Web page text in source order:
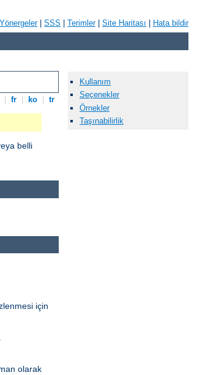
Yönergeler| SSS Terimler| Site Haritası Hata bildir
fr ko tr
belli
için
olarak
Kullanım
Seçenekler
Örnekler
Taşınabilirlik